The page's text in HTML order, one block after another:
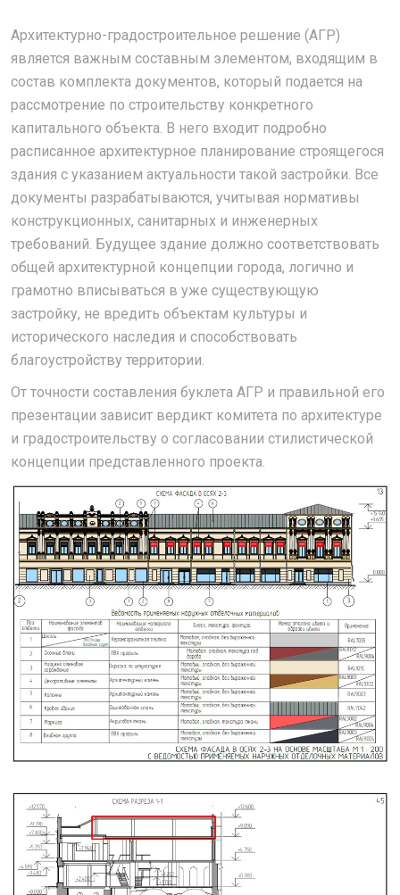
Архитектурно-градостроительное решение (АГР)
является важным составным элементом, входящим в
состав комплекта документов, который подается на
рассмотрение по строительству конкретного
капитального объекта. В него входит подробно
расписанное архитектурное планирование строящегося
здания с указанием актуальности такой застройки. Все
документы разрабатываются, учитывая нормативы
конструкционных, санитарных и инженерных
требований. Будущее здание должно соответствовать
общей архитектурной концепции города, логично и
грамотно вписываться в уже существующую
застройку, не вредить объектам культуры и
исторического наследия и способствовать
благоустройству территории.
От точности составления буклета АГР и правильной его
презентации зависит вердикт комитета по архитектуре
и градостроительству о согласовании стилистической
концепции представленного проекта.